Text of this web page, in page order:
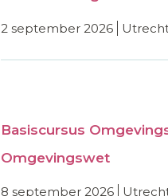
2 september 2026
Basiscursus
Omgevingswet
8 september 2026